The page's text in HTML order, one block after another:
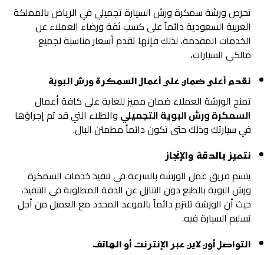
تحرص ورشة سمكرة ورش السيارة تجميلي في الرياض بالمملكة
العربية السعودية دائماً على كسب ثقة ورضاء العملاء عن
الخدمات المقدمة، لذلك فإنها تقدم أسعار مناسبة لجميع
مالكي السيارات،
نقدم أعلى ضمان على أعمال السمكرة ورش البوية
تمنح الورشة العملاء ضمان مميز للغاية على كافة أعمال
السمكرة ورش البوية التجميلي والطلاء التي قد تم إجراؤها
في سيارتك وذلك حتى تكون دائماً مطمئن البال.
نتميز بالدقة والإنجاز
يتسم فريق عمل الورشة بالسرعة في تنفيذ خدمات السمكرة
ورش البوية بالطبع دون التنازل عن الدقة المطلوبة في التنفيذ،
حيث أن الورشة تلتزم دائماً بالموعد المحدد مع العميل من أجل
تسليم السيارة فيه.
التواصل أون لاين عبر الإنترنت أو الهاتف